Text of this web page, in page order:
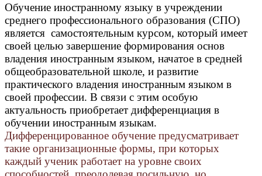
Обучение иностранному языку в учреждении
среднего профессионального образования (СПО)
является самостоятельным курсом, который имеет
своей целью завершение формирования основ
владения иностранным языком, начатое в средней
общеобразовательной школе, и развитие
практического владения иностранным языком в
своей профессии. В связи с этим особую
актуальность приобретает дифференциация в
обучении иностранным языкам.
Дифференцированное обучение предусматривает
такие организационные формы, при которых
каждый ученик работает на уровне своих